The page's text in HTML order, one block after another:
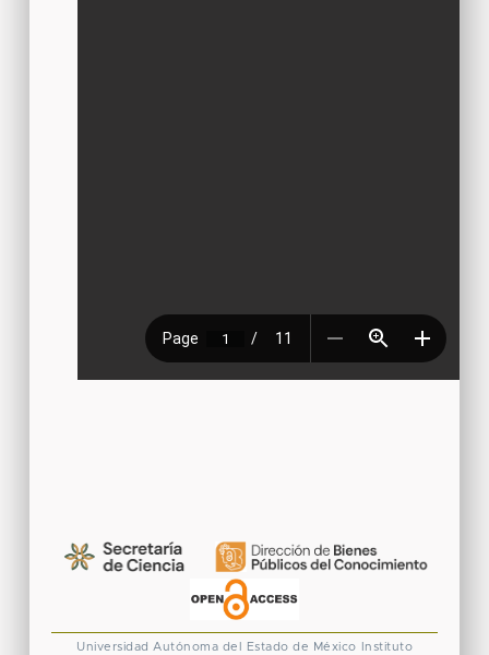
Universidad Autónoma del Estado de México Instituto